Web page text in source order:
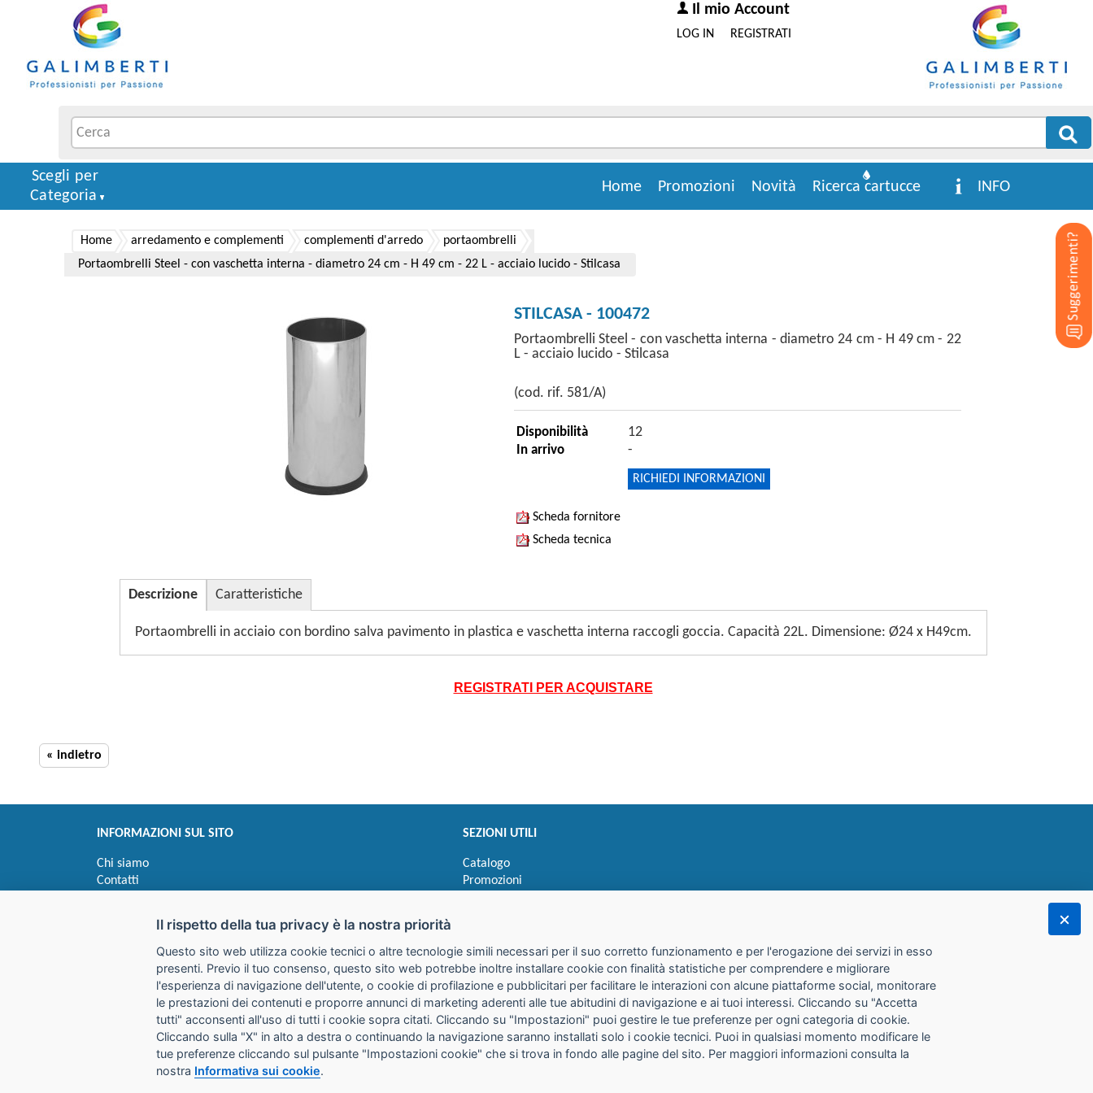
Il mio Account
REGISTRATI
LOG IN
INFO
Ricerca cartucce
Novità
Promozioni
Home
Scegli per
Categoria
Home arredamento e complementi complementi d'arredo
portaombrelli
Portaombrelli Steel - con vaschetta interna - diametro 24 cm - H 49 cm - 22 L - acciaio lucido - Stilcasa
STILCASA - 100472
Portaombrelli Steel - con vaschetta interna - diametro 24 cm - H 49 cm - 22
L - acciaio lucido - Stilcasa
(cod. rif. 581/A)
Disponibilità 12
In arrivo -
RICHIEDI INFORMAZIONI
Scheda fornitore
Scheda tecnica
Descrizione Caratteristiche
Portaombrelli in acciaio con bordino salva pavimento in plastica e vaschetta interna raccogli goccia. Capacità 22L. Dimensione: Ø24 x H49cm.
REGISTRATI PER ACQUISTARE
« indietro
INFORMAZIONI SUL SITO
Chi siamo
Contatti
Impostazioni cookie
SEZIONI UTILI
Catalogo
Promozioni
I prezzi indicati si intendono IVA esclusa
GALIMBERTI S.r.L.
Via Giovanni Quarena 220/A 25085 Gavardo (BS)
Il rispetto della tua privacy è la nostra priorità
Questo sito web utilizza cookie tecnici o altre tecnologie simili necessari per il suo corretto funzionamento e per l'erogazione dei servizi in esso
presenti. Previo il tuo consenso, questo sito web potrebbe inoltre installare cookie con finalità statistiche per comprendere e migliorare
l'esperienza di navigazione dell'utente, o cookie di profilazione e pubblicitari per facilitare le interazioni con alcune piattaforme social, monitorare
le prestazioni dei contenuti e proporre annunci di marketing aderenti alle tue abitudini di navigazione e ai tuoi interessi. Cliccando su "Accetta
tutti" acconsenti all'uso di tutti i cookie sopra citati. Cliccando su "Impostazioni" puoi gestire le tue preferenze per ogni categoria di cookie.
Cliccando sulla "X" in alto a destra o continuando la navigazione saranno installati solo i cookie tecnici. Puoi in qualsiasi momento modificare le
tue preferenze cliccando sul pulsante "Impostazioni cookie" che si trova in fondo alle pagine del sito. Per maggiori informazioni consulta la
nostra Informativa sui cookie.